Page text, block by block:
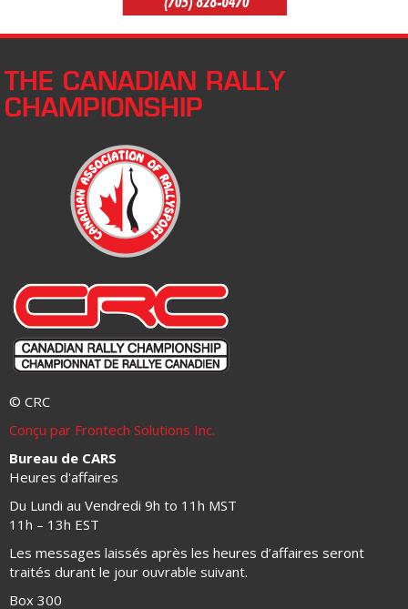
THE CANADIAN RALLY
CHAMPIONSHIP
© CRC
Conçu par Frontech Solutions Inc.
Bureau de CARS
Heures d'affaires
Du Lundi au Vendredi 9h to 11h MST
11h – 13h EST
Les messages laissés après les heures d’affaires seront
traités durant le jour ouvrable suivant.
Box 300